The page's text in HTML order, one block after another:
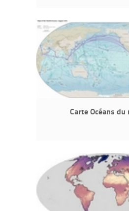
Carte Océans du